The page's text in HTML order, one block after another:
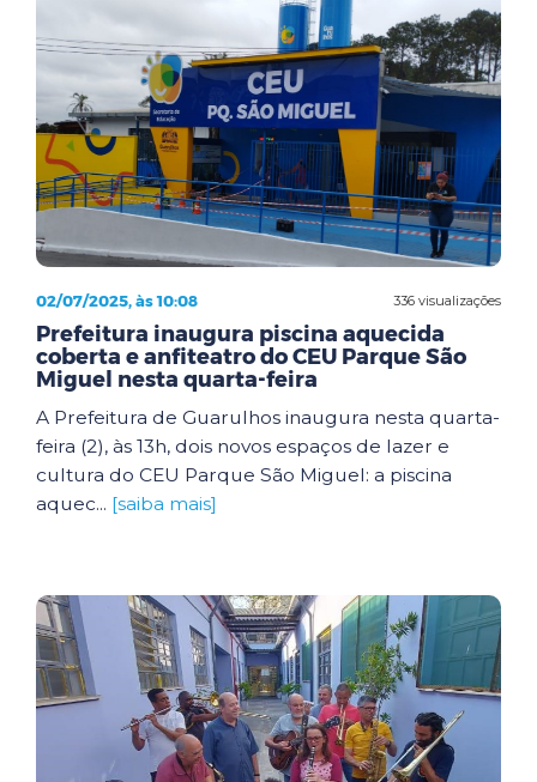
336 visualizações
02/07/2025, às 10:08
Prefeitura inaugura piscina aquecida
coberta e anfiteatro do CEU Parque São
Miguel nesta quarta-feira
A Prefeitura de Guarulhos inaugura nesta quarta-
feira (2), às 13h, dois novos espaços de lazer e
cultura do CEU Parque São Miguel: a piscina
aquec... [saiba mais]